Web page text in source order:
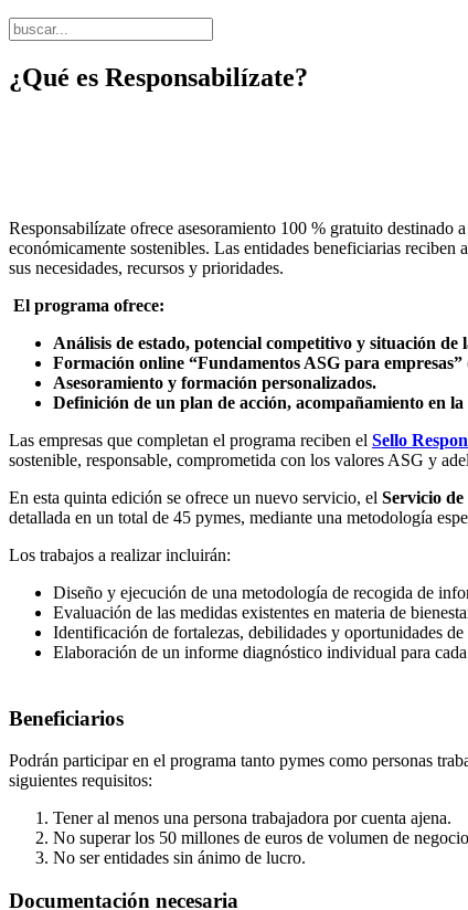
¿Qué es Responsabilízate?
Responsabilízate ofrece asesoramiento 100 % gratuito
económicamente sostenibles. Las entidades beneficiarias
sus necesidades, recursos y prioridades.
El programa ofrece:
Análisis de estado, potencial competitivo y situación de
Formación online “Fundamentos ASG para empresas”
Asesoramiento y formación personalizados.
Definición de un plan de acción, acompañamiento en
Las empresas que completan el programa reciben el Sello
sostenible, responsable, comprometida con los valores ASG y
En esta quinta edición se ofrece un nuevo servicio, el Servicio
detallada en un total de 45 pymes, mediante una metodología
Los trabajos a realizar incluirán:
Diseño y ejecución de una metodología de recogida de
Evaluación de las medidas existentes en materia de
Identificación de fortalezas, debilidades y oportunidades de
Elaboración de un informe diagnóstico individual para cada
Beneficiarios
Podrán participar en el programa tanto pymes como personas
siguientes requisitos:
Tener al menos una persona trabajadora por cuenta ajena.
No superar los 50 millones de euros de volumen de
No ser entidades sin ánimo de lucro.
Documentación necesaria